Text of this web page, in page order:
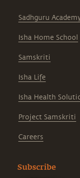
Sadhguru
Isha Home School
Samskriti
Isha Life
Isha Health
Project Samskriti
Careers
Subscribe